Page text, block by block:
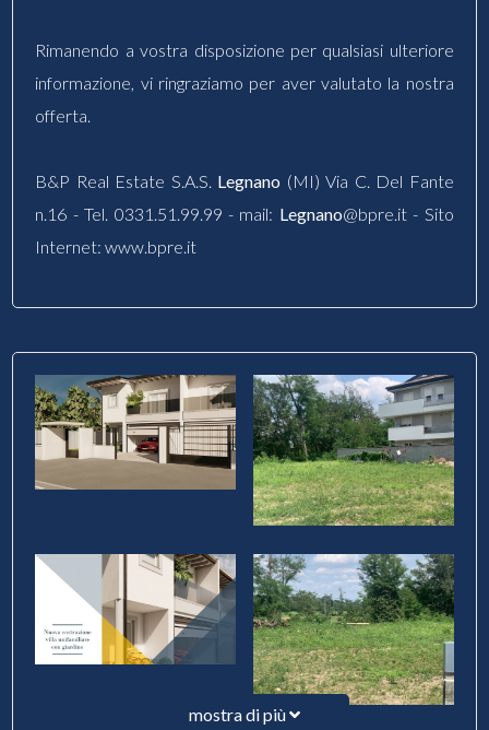
Rimanendo a vostra disposizione per qualsiasi ulteriore
informazione, vi ringraziamo per aver valutato la nostra
offerta.
B&P Real Estate S.A.S. Legnano (MI) Via C. Del Fante
n.16 - Tel. 0331.51.99.99 - mail: Legnano@bpre.it - Sito
Internet: www.bpre.it
mostra di più